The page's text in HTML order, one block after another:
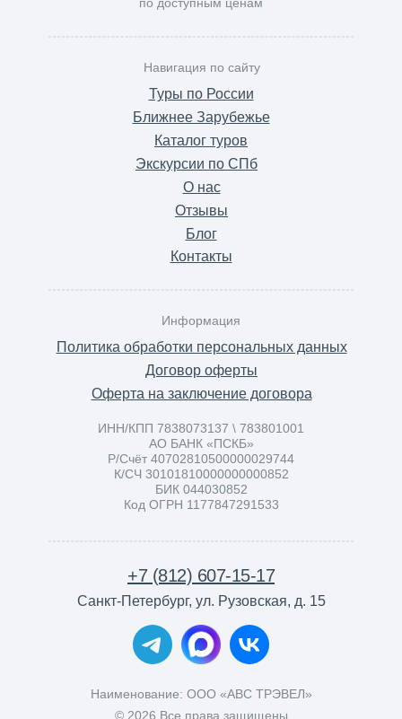
Навигация по сайту
Каталог туров
Ближнее Зарубежье
Туры по России
О нас
Экскурсии по СПб
Отзывы
Блог
Контакты
Информация
Политика обработки персональных данных
ИНН/КПП 7838073137 \ 783801001
АО БАНК «ПСКБ»
Р/Счёт 40702810500000029744
К/СЧ 30101810000000000852
БИК 044030852
Код ОГРН 1177847291533
Наименование: ООО «АВС ТРЭВЕЛ»
+7 (812) 607-15-17
Санкт-Петербург, ул. Рузовская, д. 15
©️ 2026 Все права защищены
Договор оферты
Оферта на заключение договора